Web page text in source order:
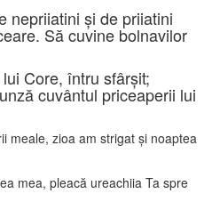
nepriiatini şi de priiatini
Să cuvine bolnavilor
Core, întru sfârşit;
cuvântul priceaperii lui
meale, zioa am strigat şi noaptea
mea, pleacă ureachiia Ta spre